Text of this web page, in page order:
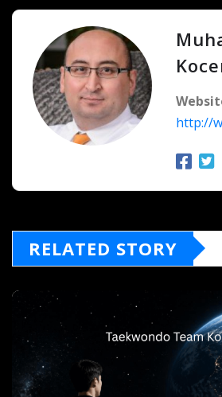
http://
RELATED STORY